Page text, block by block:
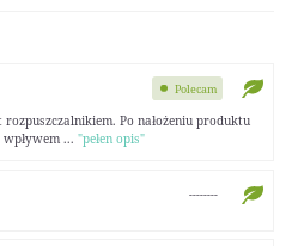
Po nałożeniu produktu
... "pełen opis"
Polecam
--------